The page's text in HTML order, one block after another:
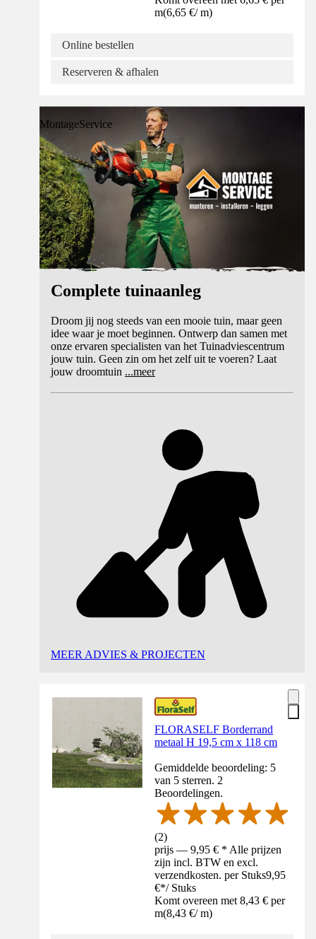
m(6,65 €/ m)
Online bestellen
Reserveren & afhalen
MontageService
Complete tuinaanleg
Droom jij nog steeds van een mooie tuin, maar geen
idee waar je moet beginnen. Ontwerp dan samen met
onze ervaren specialisten van het Tuinadviescentrum
jouw tuin. Geen zin om het zelf uit te voeren? Laat
jouw droomtuin ...meer
MEER ADVIES & PROJECTEN
FLORASELF Borderrand
metaal H 19,5 cm x 118 cm
Gemiddelde beoordeling: 5
van 5 sterren. 2
Beoordelingen.
(2)
prijs — 9,95 € * Alle prijzen
zijn incl. BTW en excl.
verzendkosten. per Stuks9,95
€*/ Stuks
Komt overeen met 8,43 € per
m(8,43 €/ m)